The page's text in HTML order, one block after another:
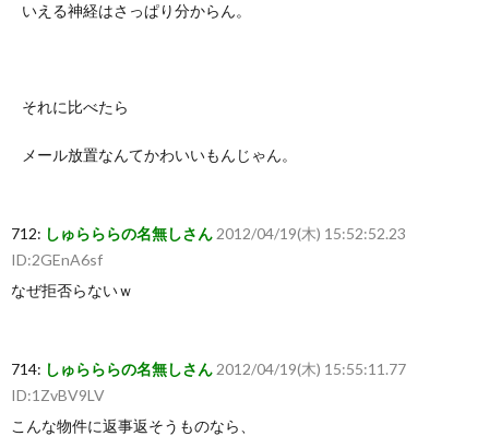
いえる神経はさっぱり分からん。
それに比べたら
メール放置なんてかわいいもんじゃん。
712: しゅらららの名無しさん 2012/04/19(木) 15:52:52.23
ID:2GEnA6sf
なぜ拒否らないｗ
714: しゅらららの名無しさん 2012/04/19(木) 15:55:11.77
ID:1ZvBV9LV
こんな物件に返事返そうものなら、